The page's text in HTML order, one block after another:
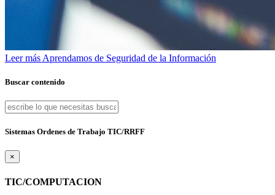
Leer más Aprendamos de Seguridad de la Información
Buscar contenido
Sistemas Ordenes de Trabajo TIC/RRFF
×
TIC/COMPUTACION